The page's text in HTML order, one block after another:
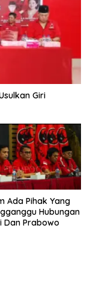
Giri
Ada Pihak Yang
Hubungan
Dan Prabowo